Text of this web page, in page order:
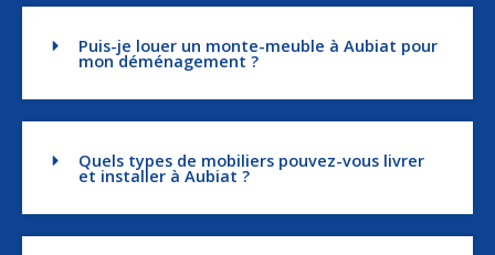
Puis-je louer un monte-meuble à Aubiat pour
mon déménagement ?
Quels types de mobiliers pouvez-vous livrer
et installer à Aubiat ?